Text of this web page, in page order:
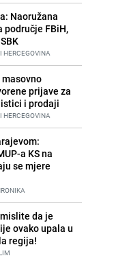
Naoružana
područje FBiH,
HERCEGOVINA
prijave za
i prodaji
HERCEGOVINA
a KS na
se mjere
da je
ovako upala u
regija!